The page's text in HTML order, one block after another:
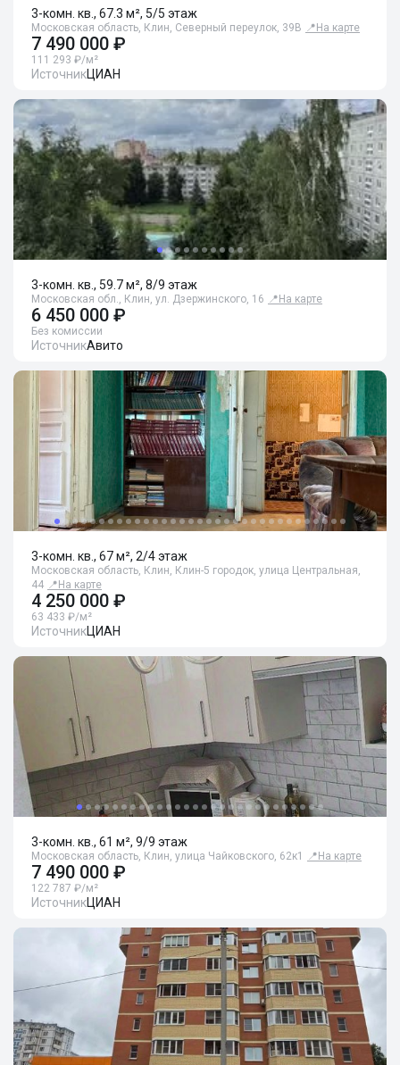
3-комн. кв., 67.3 м², 5/5 этаж
Московская область, Клин, Северный переулок, 39В 📍 На карте
7 490 000 ₽
111 293 ₽/м²
ИсточникЦИАН
3-комн. кв., 59.7 м², 8/9 этаж
Московская обл., Клин, ул. Дзержинского, 16 📍 На карте
6 450 000 ₽
Без комиссии
ИсточникАвито
3-комн. кв., 67 м², 2/4 этаж
Московская область, Клин, Клин-5 городок, улица Центральная,
44 📍 На карте
4 250 000 ₽
63 433 ₽/м²
ИсточникЦИАН
3-комн. кв., 61 м², 9/9 этаж
Московская область, Клин, улица Чайковского, 62к1 📍 На карте
7 490 000 ₽
122 787 ₽/м²
ИсточникЦИАН